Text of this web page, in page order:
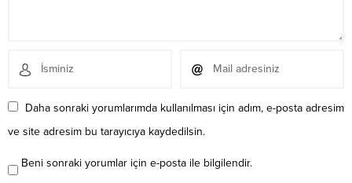
Daha sonraki yorumlarımda kullanılması için adım, e-posta adresim
ve site adresim bu tarayıcıya kaydedilsin.
Beni sonraki yorumlar için e-posta ile bilgilendir.